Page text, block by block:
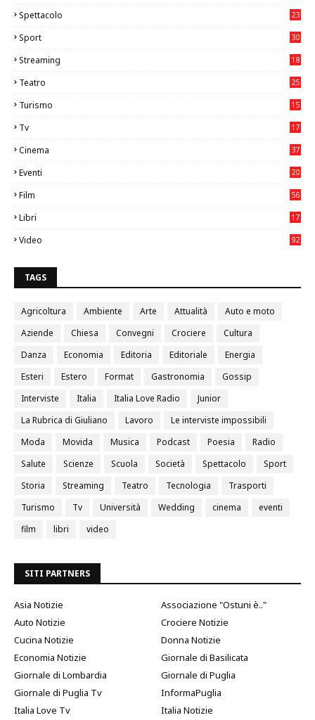
Spettacolo 23
Sport
30
Streaming 18
Teatro
25
Turismo
15
Tv
17
Cinema
37
Eventi
20
Film
56
Libri
17
Video
92
TAGS
Agricoltura Ambiente Arte Attualità
Auto e moto
Aziende
Chiesa Convegni Crociere
Cultura
Danza
Economia Editoria Editoriale
Energia
Esteri
Estero Format Gastronomia
Gossip
Interviste
Italia Italia Love Radio
Junior
La Rubrica di Giuliano
Lavoro
Le interviste impossibili
Moda
Movida Musica Podcast Poesia
Radio
Salute
Scienze Scuola Società Spettacolo
Sport
Storia
Streaming Teatro Tecnologia
Trasporti
Turismo
Tv Università Wedding cinema
eventi
film
libri video
SITI PARTNERS
Asia Notizie
Associazione "Ostuni è.."
Auto Notizie
Crociere Notizie
Cucina Notizie
Donna Notizie
Economia Notizie
Giornale di Basilicata
Giornale di Lombardia
Giornale di Puglia
Giornale di Puglia Tv
InformaPuglia
Italia Love Tv
Italia Notizie